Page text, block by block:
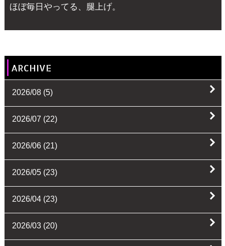
ほぼ毎日やってる、腿上げ。
ARCHIVE
2026/08(5)
2026/07 (22)
2026/06(21)
2026/05(23)
2026/04(23)
2026/03(20)